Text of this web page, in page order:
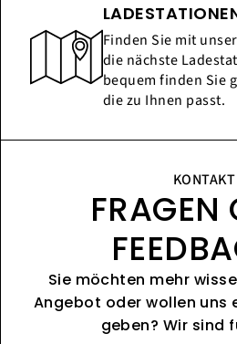
Finden Sie mit
die nächste
bequem finden Sie
die zu Ihnen passt.
KONTAKT
FRAGEN
Sie möchten mehr
Angebot oder wollen uns
geben? Wir sind